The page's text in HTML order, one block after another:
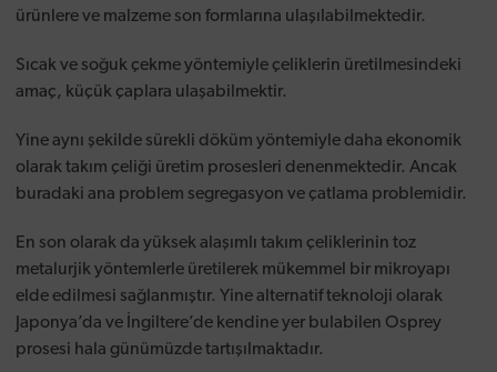
ürünlere ve malzeme son formlarına ulaşılabilmektedir.
Sıcak ve soğuk çekme yöntemiyle çeliklerin üretilmesindeki
amaç, küçük çaplara ulaşabilmektir.
Yine aynı şekilde sürekli döküm yöntemiyle daha ekonomik
olarak takım çeliği üretim prosesleri denenmektedir. Ancak
buradaki ana problem segregasyon ve çatlama problemidir.
En son olarak da yüksek alaşımlı takım çeliklerinin toz
metalurjik yöntemlerle üretilerek mükemmel bir mikroyapı
elde edilmesi sağlanmıştır. Yine alternatif teknoloji olarak
Japonya’da ve İngiltere’de kendine yer bulabilen Osprey
prosesi hala günümüzde tartışılmaktadır.